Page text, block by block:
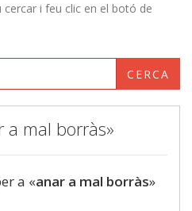
i feu clic en el botó de
CERCA
a mal borràs»
a «anar a mal borràs»